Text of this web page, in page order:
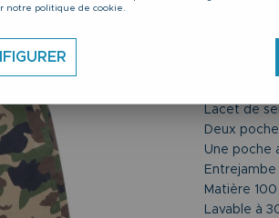
Du 2XL au
Lacet de
Deux
Une poche
Entrejambe
Matière
Lavable à
notre politique de cookie.